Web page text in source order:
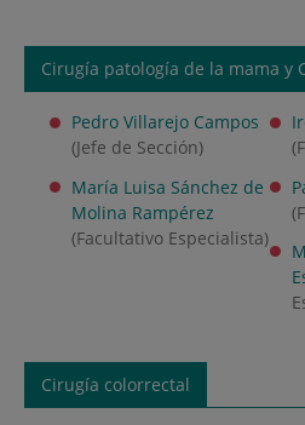
Cirugía patología de la mama y
Pedro Villarejo Campos
(Jefe de Sección)
María Luisa Sánchez de
Molina Rampérez
(Facultativo Especialista)
Cirugía colorrectal